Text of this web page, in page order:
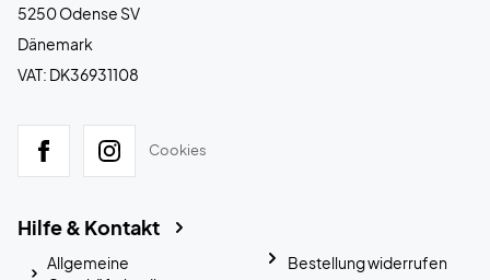
5250 Odense SV
Dänemark
VAT: DK36931108
Cookies
Hilfe & Kontakt
Allgemeine
Bestellung widerrufen